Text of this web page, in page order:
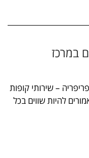
במרכז
– שירותי קופות
להיות שווים בכל